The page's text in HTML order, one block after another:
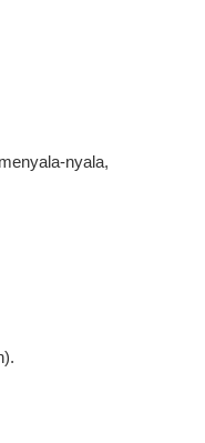
nyala,